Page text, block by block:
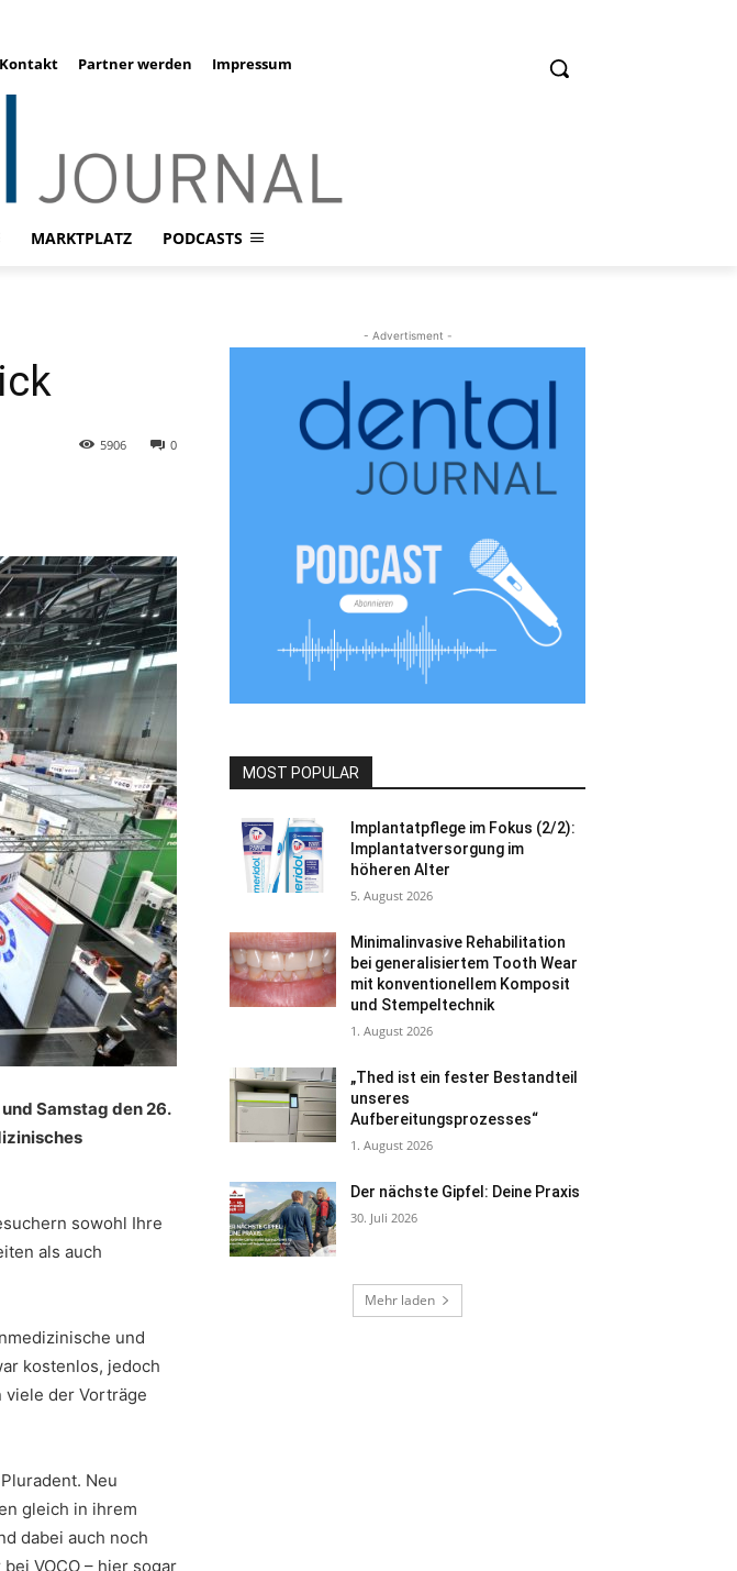
Kontakt Partner werden Impressum
MARKTPLATZ PODCASTS
0
5906
Samstag den 26.
sowohl Ihre
als auch
und
kostenlos, jedoch
der Vorträge
Neu
gleich in ihrem
dabei auch noch
VOCO – hier sogar
- Advertisment -
MOST POPULAR
Implantatpflege im Fokus (2/2):
Implantatversorgung im
höheren Alter
5. August 2026
Minimalinvasive Rehabilitation
bei generalisiertem Tooth Wear
mit konventionellem Komposit
und Stempeltechnik
1. August 2026
„Thed ist ein fester Bestandteil
unseres
Aufbereitungsprozesses“
1. August 2026
Der nächste Gipfel: Deine Praxis
30. Juli 2026
Mehr laden